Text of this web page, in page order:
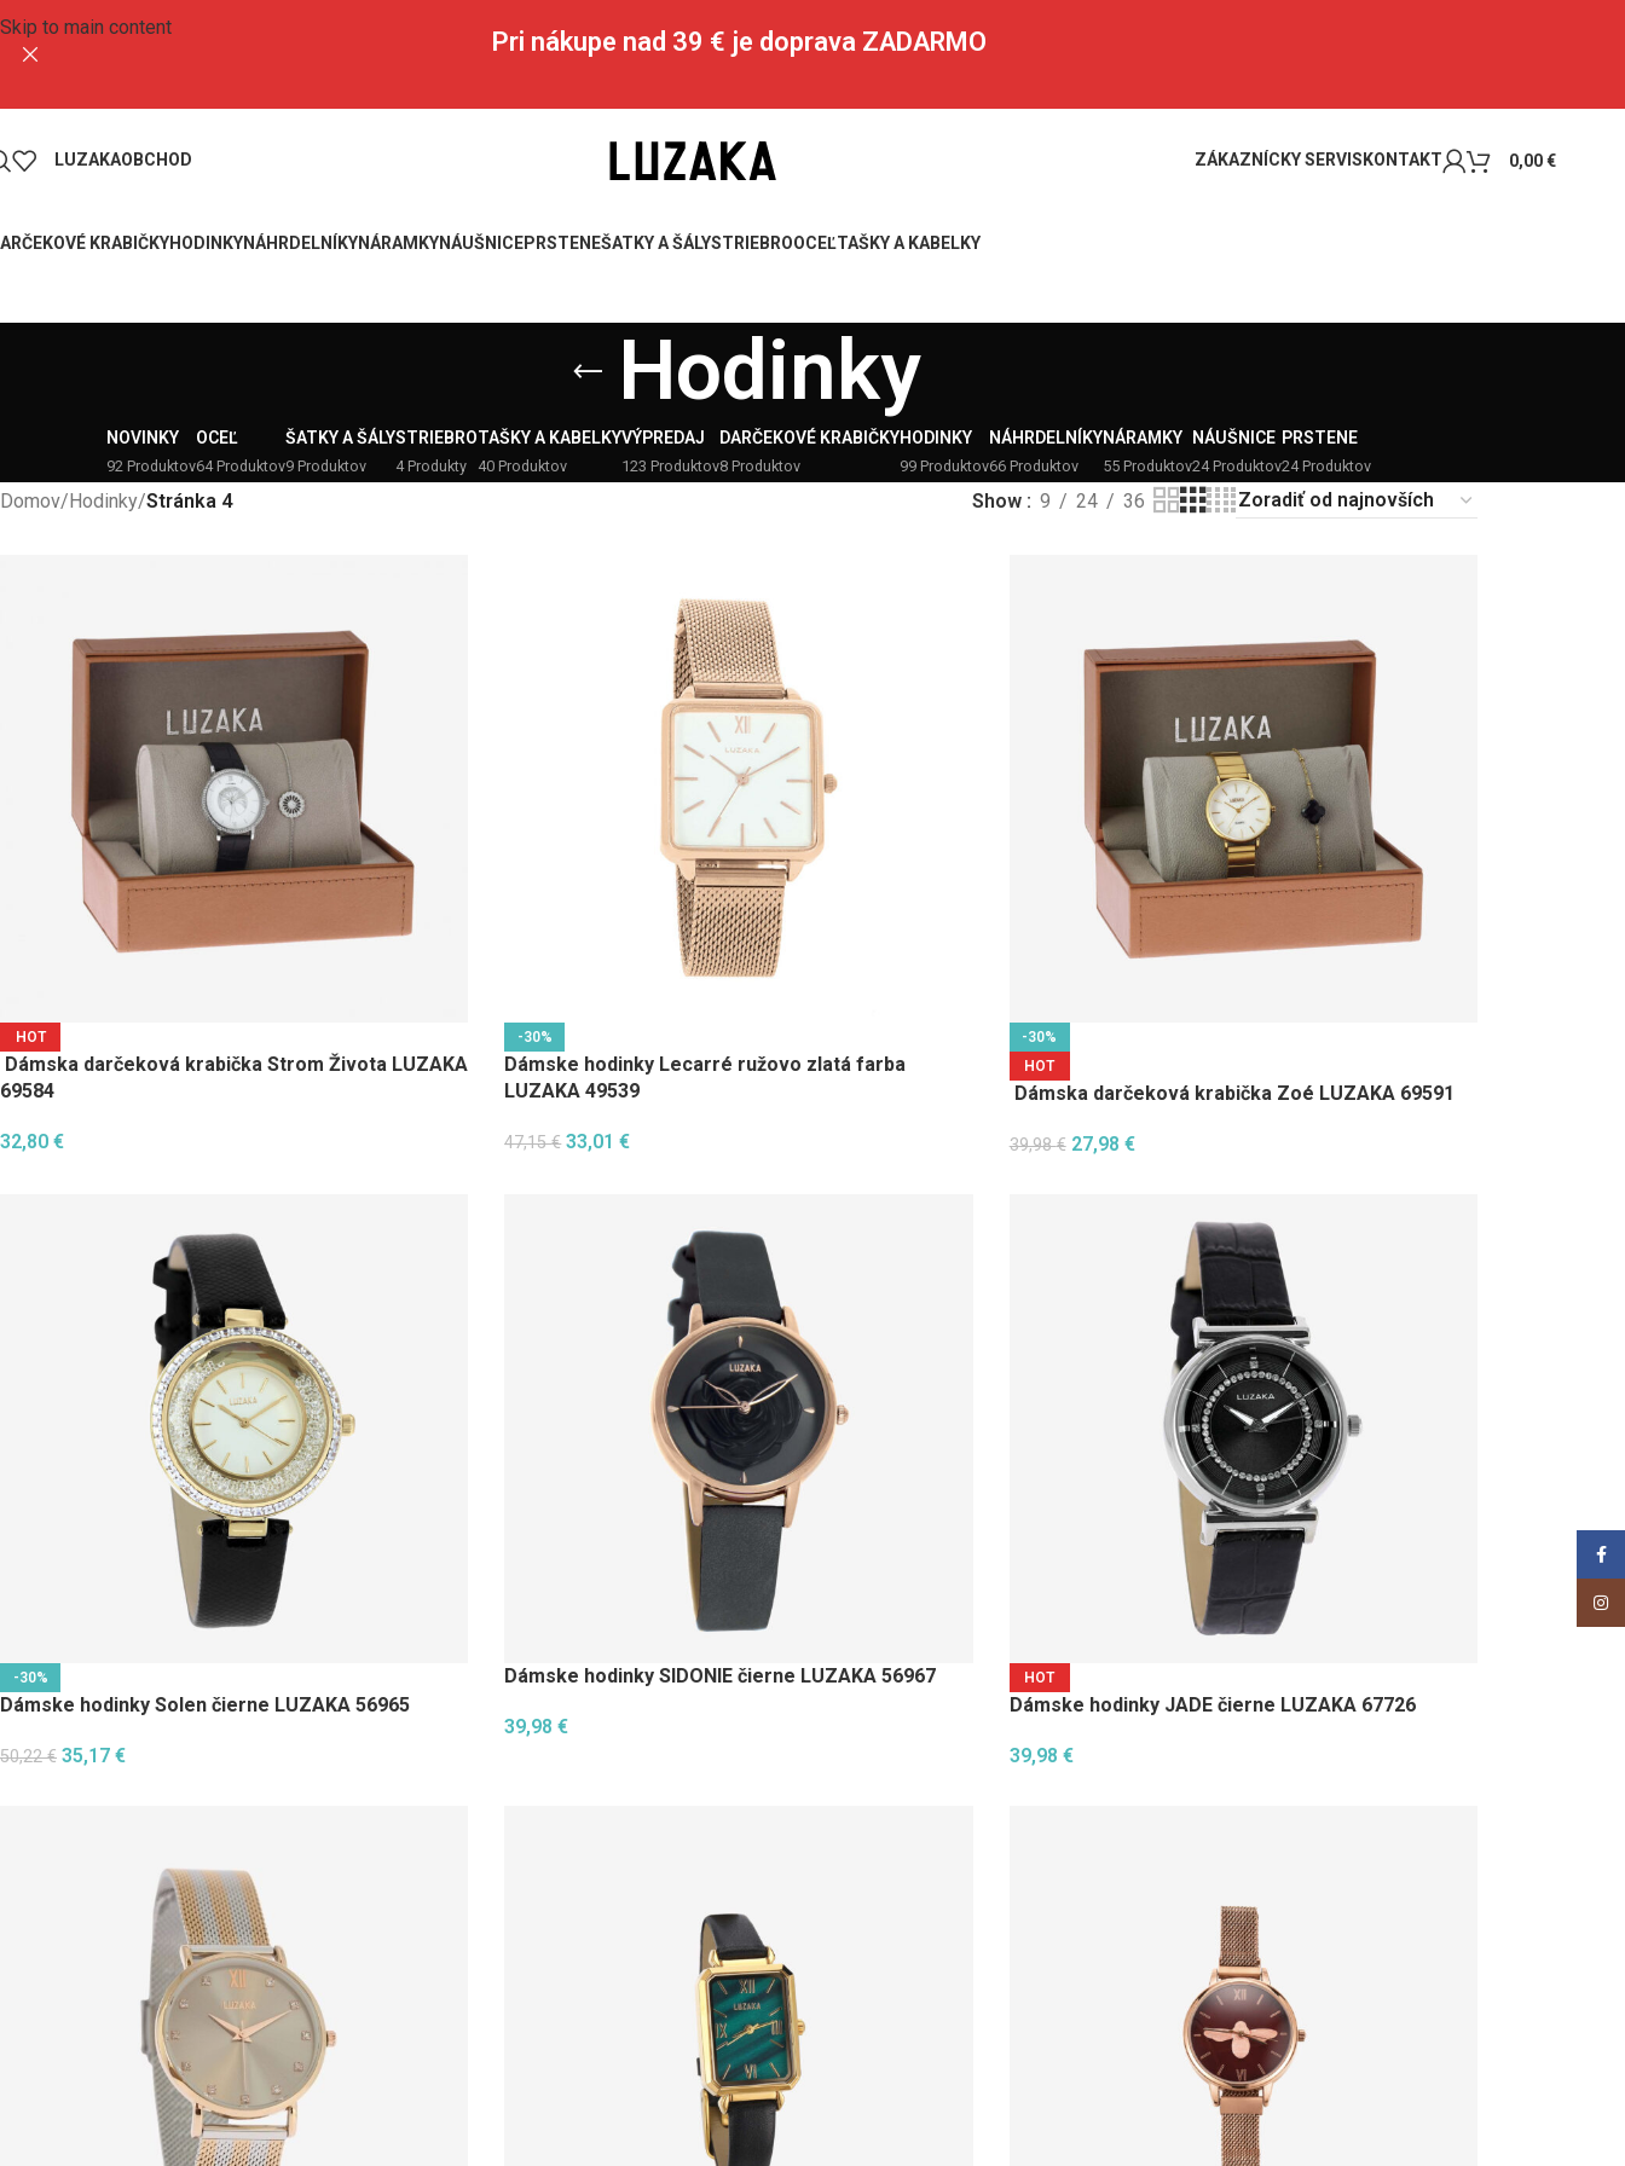
Skip to main content Pri nákupe nad 39 € je doprava ZADARMO
LUZAKAOBCHOD ZÁKAZNÍCKY SERVIS KONTAKT 0,00€
KRABIČKYHODINKYNÁHRDELNÍKYNÁRAMKYNÁUŠNICEPRSTENEŠATKY A ŠÁLYSTRIEBROOCEĽTAŠKY A KABELKY
Hodinky
NOVINKY
92 Produktov
OCEĽ
64 Produktov
ŠATKY A ŠÁLY
9 Produktov
STRIEBRO
4 Produkty
TAŠKY A KABELKY
40 Produktov
VÝPREDAJ
123 Produktov
DARČEKOVÉ KRABIČKY
8 Produktov
HODINKY
99 Produktov
NÁHRDELNÍKY
66 Produktov
NÁRAMKY
55 Produktov
NÁUŠNICE
24 Produktov
PRSTENE
24 Produktov
Domov/Hodinky/Stránka 4 Show 9 24 36
HOT
Dámska darčeková krabička Strom Života LUZAKA
69584
32,80 €
-30%
Dámske hodinky Lecarré ružovo zlatá farba
LUZAKA 49539
47,15€ 33,01€
-30%
HOT
Dámska darčeková krabička Zoé LUZAKA 69591
39,98€ 27,98 €
-30%
Dámske hodinky Solen čierne LUZAKA 56965
50,22€ 35,17 €
Dámske hodinky SIDONIE čierne LUZAKA 56967
39,98€
HOT
Dámske hodinky JADE čierne LUZAKA 67726
39,98 €